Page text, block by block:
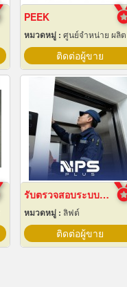
PEEK
หมวดหมู่ : ศูนย์จำหน่าย ผลิตภัณฑ์พลาสติกชนิดแท่ง ท่อ แผ่นและสาย
ติดต่อผู้ขาย
รับตรวจสอบระบบลิฟต์ ซ่อมบำรุงรักษา Maintenance
หมวดหมู่ : ลิฟต์
ติดต่อผู้ขาย